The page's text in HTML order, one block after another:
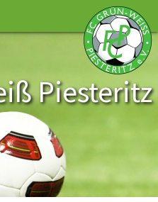
Piesteritz